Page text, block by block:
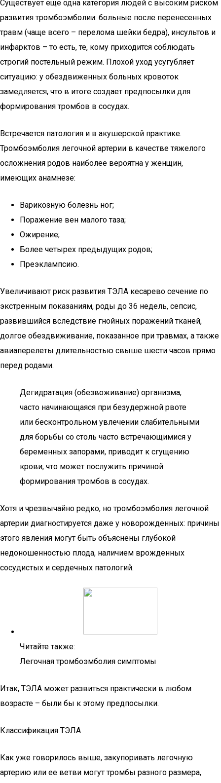
Существует еще одна категория людей с высоким риском
развития тромбоэмболии: больные после перенесенных
травм (чаще всего – перелома шейки бедра), инсультов и
инфарктов – то есть, те, кому приходится соблюдать
строгий постельный режим. Плохой уход усугубляет
ситуацию: у обездвиженных больных кровоток
замедляется, что в итоге создает предпосылки для
формирования тромбов в сосудах.
Встречается патология и в акушерской практике.
Тромбоэмболия легочной артерии в качестве тяжелого
осложнения родов наиболее вероятна у женщин,
имеющих анамнезе:
Варикозную болезнь ног;
Поражение вен малого таза;
Ожирение;
Более четырех предыдущих родов;
Преэклампсию.
Увеличивают риск развития ТЭЛА кесарево сечение по
экстренным показаниям, роды до 36 недель, сепсис,
развившийся вследствие гнойных поражений тканей,
долгое обездвиживание, показанное при травмах, а также
авиаперелеты длительностью свыше шести часов прямо
перед родами.
Дегидратация (обезвоживание) организма,
часто начинающаяся при безудержной рвоте
или бесконтрольном увлечении слабительными
для борьбы со столь часто встречающимися у
беременных запорами, приводит к сгущению
крови, что может послужить причиной
формирования тромбов в сосудах.
Хотя и чрезвычайно редко, но тромбоэмболия легочной
артерии диагностируется даже у новорожденных: причины
этого явления могут быть объяснены глубокой
недоношенностью плода, наличием врожденных
сосудистых и сердечных патологий.
Читайте также:
Легочная тромбоэмболия симптомы
Итак, ТЭЛА может развиться практически в любом
возрасте – были бы к этому предпосылки.
Классификация ТЭЛА
Как уже говорилось выше, закупоривать легочную
артерию или ее ветви могут тромбы разного размера,